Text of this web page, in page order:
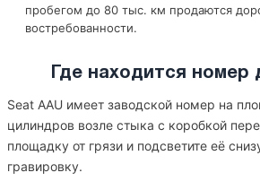
пробегом до 80 тыс. км продаются
востребованности.
Где находится номер
Seat AAU имеет заводской номер на
цилиндров возле стыка с коробкой
площадку от грязи и подсветите её
гравировку.